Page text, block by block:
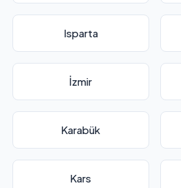
Isparta
İzmir
Karabük
Kars